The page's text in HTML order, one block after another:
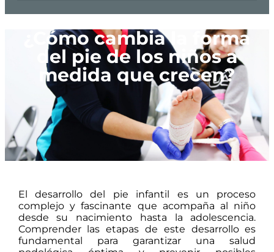
¿Cómo cambia la forma
del pie de los niños a
medida que crecen?
El desarrollo del pie infantil es un proceso
complejo y fascinante que acompaña al niño
desde su nacimiento hasta la adolescencia.
Comprender las etapas de este desarrollo es
fundamental para garantizar una salud